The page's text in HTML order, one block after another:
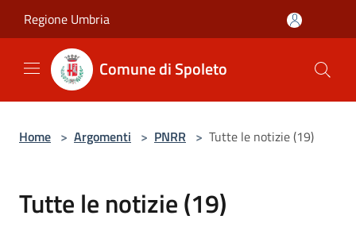
Regione Umbria
Comune di Spoleto
Home > Argomenti > PNRR > Tutte le notizie (19)
Tutte le notizie (19)